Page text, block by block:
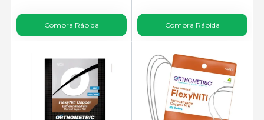
Compra Rápida Compra Rápida